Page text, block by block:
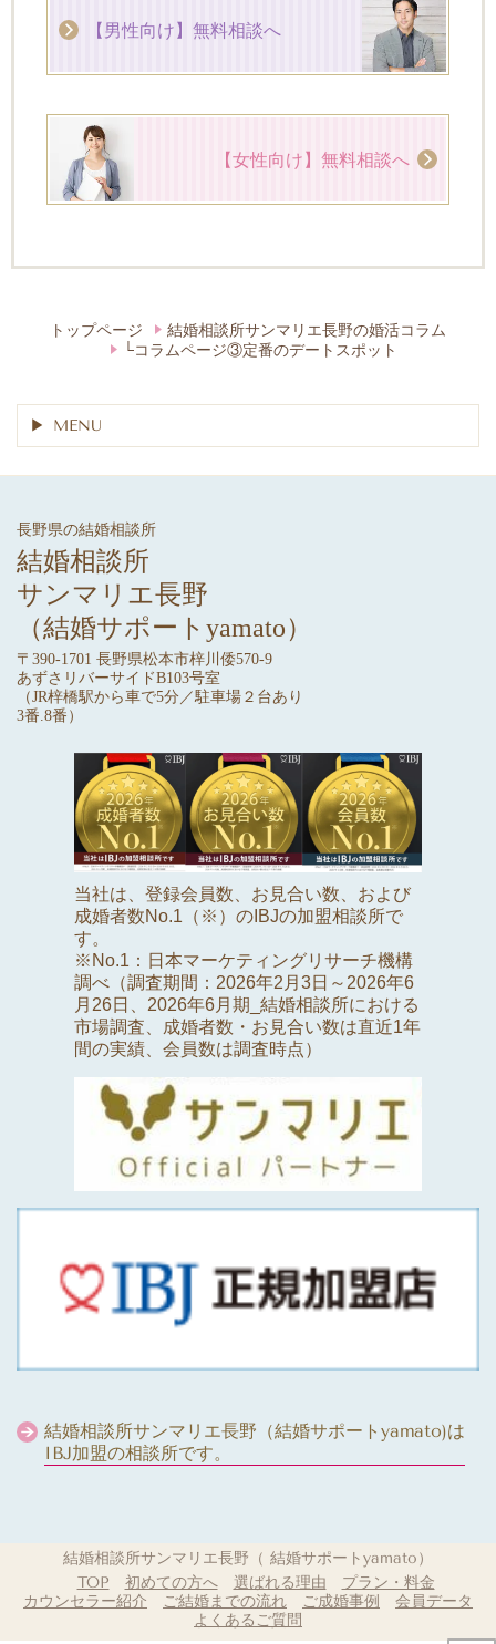
【男性向け】無料相談へ
【女性向け】無料相談へ
トップページ
結婚相談所サンマリエ長野の婚活コラム
└コラムページ③定番のデートスポット
MENU
長野県の結婚相談所
結婚相談所
サンマリエ長野
（結婚サポートyamato）
〒390-1701 長野県松本市梓川倭570-9
あずさリバーサイドB103号室
（JR梓橋駅から車で5分／駐車場２台あり
3番.8番）
当社は、登録会員数、お見合い数、および
成婚者数No.1（※）のIBJの加盟相談所で
す。
※No.1：日本マーケティングリサーチ機構
調べ（調査期間：2026年2月3日～2026年6
月26日、2026年6月期_結婚相談所における
市場調査、成婚者数・お見合い数は直近1年
間の実績、会員数は調査時点）
結婚相談所サンマリエ長野（結婚サポートyamato)は
IBJ加盟の相談所です。
結婚相談所サンマリエ長野（ 結婚サポートyamato）
TOP
初めての方へ 選ばれる理由
プラン・料金
カウンセラー紹介
ご結婚までの流れ ご成婚事例
会員データ
よくあるご質問